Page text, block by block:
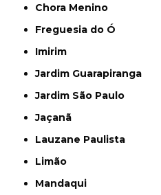
Chora Menino
Freguesia do Ó
Imirim
Jardim Guarapiranga
Jardim São Paulo
Jaçanã
Lauzane Paulista
Limão
Mandaqui